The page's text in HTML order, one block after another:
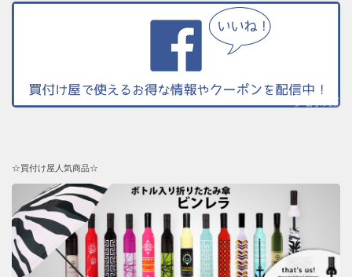
☆買付け屋人気商品☆